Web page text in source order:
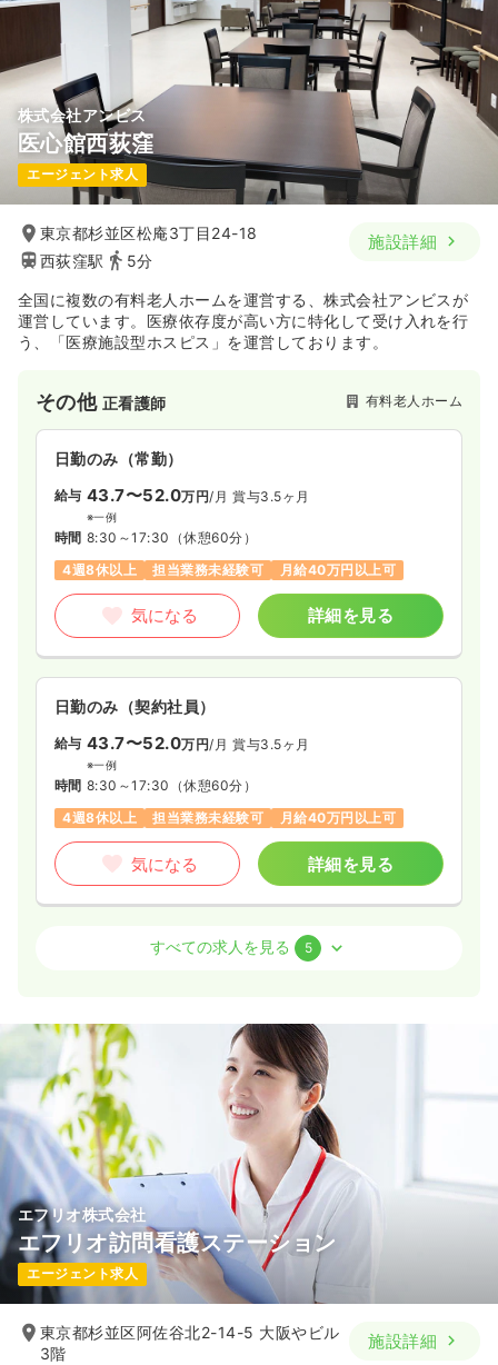
株式会社アンビス
医心館西荻窪
エージェント求人
東京都杉並区松庵3丁目24-18
西荻窪駅
5分
施設詳細
全国に複数の有料老人ホームを運営する、株式会社アンビスが
運営しています。医療依存度が高い方に特化して受け入れを行
う、「医療施設型ホスピス」を運営しております。
その他 正看護師 有料老人ホーム
日勤のみ（常勤）
給与 43.7〜52.0万円/月 賞与3.5ヶ月
※一例
時間 8:30～17:30 （休憩60分）
4週8休以上
担当業務未経験可 月給40万円以上可
気になる 詳細を見る
日勤のみ（契約社員）
給与 43.7〜52.0万円/月 賞与3.5ヶ月
※一例
時間 8:30～17:30 （休憩60分）
4週8休以上
担当業務未経験可 月給40万円以上可
気になる 詳細を見る
介護・福祉系正看護師 / 管理職
給与 53.6〜62.0 賞与3.5ヶ月
※一例
時間 8:30～17:30
（休憩60分）
4週8休以上
ブランク可 月給40万円以上可
気になる 詳細を見る
日勤のみ（契約社員）
給与 53.6〜62.0万円 /月 賞与3.5ヶ月
※一例
時間 8:30～17:30 （休憩60分）
4週8休以上
すべての求人を見る 5
エフリオ株式会社
エフリオ訪問看護ステーション
エージェント求人
東京都杉並区阿佐谷北2-14-5 大阪やビル
3階
施設詳細